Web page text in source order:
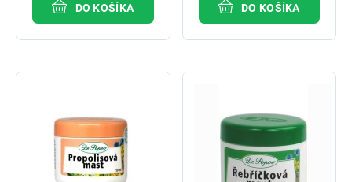
DO KOŠÍKA DO KOŠÍKA